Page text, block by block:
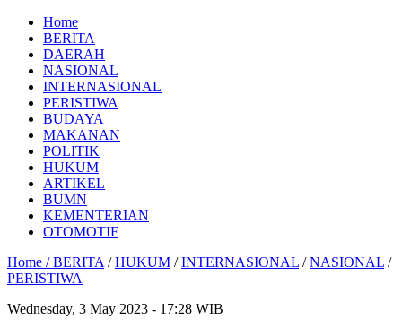
Home
BERITA
DAERAH
NASIONAL
INTERNASIONAL
PERISTIWA
BUDAYA
MAKANAN
POLITIK
HUKUM
ARTIKEL
BUMN
KEMENTERIAN
OTOMOTIF
Home /BERITA /HUKUM /INTERNASIONAL /NASIONAL /
PERISTIWA
Wednesday, 3 May 2023 - 17:28 WIB